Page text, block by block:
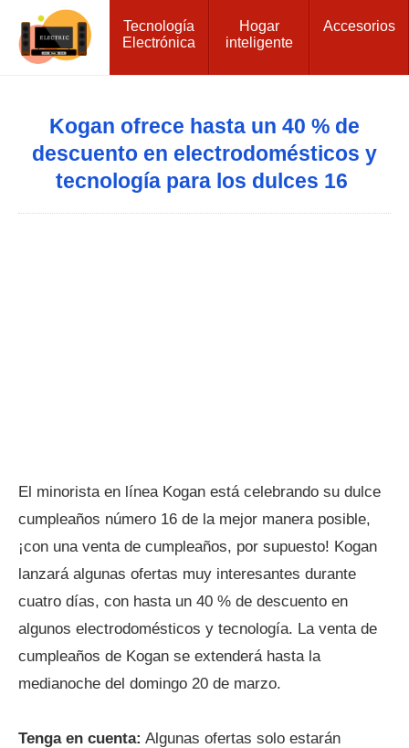
Tecnología
Electrónica
Hogar
inteligente
Accesorios
Kogan ofrece hasta un 40 % de
descuento en electrodomésticos y
tecnología para los dulces 16
El minorista en línea Kogan está celebrando su dulce
cumpleaños número 16 de la mejor manera posible,
¡con una venta de cumpleaños, por supuesto! Kogan
lanzará algunas ofertas muy interesantes durante
cuatro días, con hasta un 40 % de descuento en
algunos electrodomésticos y tecnología. La venta de
cumpleaños de Kogan se extenderá hasta la
medianoche del domingo 20 de marzo.
Tenga en cuenta: Algunas ofertas solo estarán